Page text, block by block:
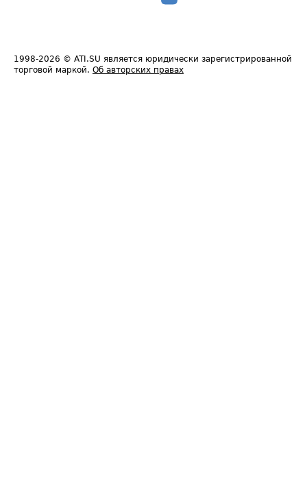
1998-2026 © ATI.SU является юридически зарегистрированной
торговой маркой. Об авторских правах